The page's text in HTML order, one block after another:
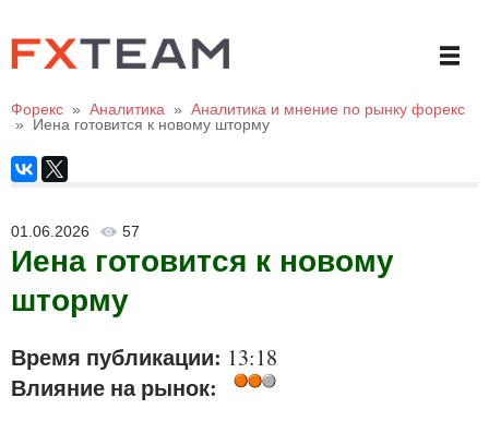
Форекс » Аналитика » Аналитика и мнение по рынку форекс
»
Иена готовится к новому шторму
01.06.2026 57
Иена готовится к новому
шторму
Время публикации: 13:18
Влияние на рынок: